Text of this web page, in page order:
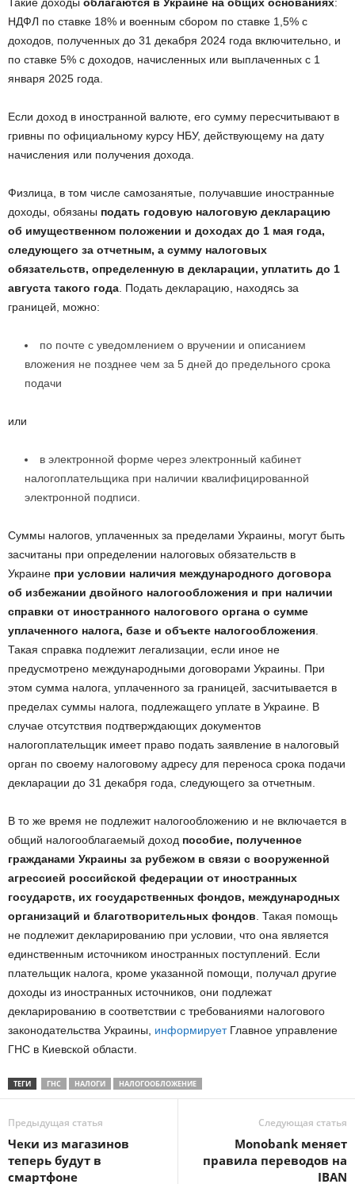
НДФЛ по ставке 18% и военным сбором по ставке 1,5% с
доходов, полученных до 31 декабря 2024 года включительно, и
по ставке 5% с доходов, начисленных или выплаченных с 1
января 2025 года.
Если доход в иностранной валюте, его сумму пересчитывают в
гривны по официальному курсу НБУ, действующему на дату
начисления или получения дохода.
Физлица, в том числе самозанятые, получавшие иностранные
доходы, обязаны подать годовую налоговую декларацию
об имущественном положении и доходах до 1 мая года,
следующего за отчетным, а сумму налоговых
обязательств, определенную в декларации, уплатить до 1
августа такого года . Подать декларацию, находясь за
границей, можно:
по почте с уведомлением о вручении и описанием
вложения не позднее чем за 5 дней до предельного срока
подачи
или
в электронной форме через электронный кабинет
налогоплательщика при наличии квалифицированной
электронной подписи.
Суммы налогов, уплаченных за пределами Украины, могут быть
засчитаны при определении налоговых обязательств в
Украине при условии наличия международного договора
об избежании двойного налогообложения и при наличии
справки от иностранного налогового органа о сумме
уплаченного налога, базе и объекте налогообложения
Такая справка подлежит легализации, если иное не
предусмотрено международными договорами Украины. При
этом сумма налога, уплаченного за границей, засчитывается в
пределах суммы налога, подлежащего уплате в Украине. В
случае отсутствия подтверждающих документов
налогоплательщик имеет право подать заявление в налоговый
орган по своему налоговому адресу для переноса срока подачи
декларации до 31 декабря года, следующего за отчетным.
В то же время не подлежит налогообложению и не включается в
общий налогооблагаемый доход пособие, полученное
гражданами Украины за рубежом в связи с вооруженной
агрессией российской федерации от иностранных
государств, их государственных фондов, международных
организаций и благотворительных фондов . Такая помощь
не подлежит декларированию при условии, что она является
единственным источником иностранных поступлений. Если
плательщик налога, кроме указанной помощи, получал другие
доходы из иностранных источников, они подлежат
декларированию в соответствии с требованиями налогового
законодательства Украины, информируетГлавное управление
ГНС в Киевской области.
ТЕГИ ГНС НАЛОГИ НАЛОГООБЛОЖЕНИЕ
Предыдущая статья
Чеки из магазинов
теперь будут в
смартфоне
Следующая статья
Monobank меняет
правила переводов на
IBAN